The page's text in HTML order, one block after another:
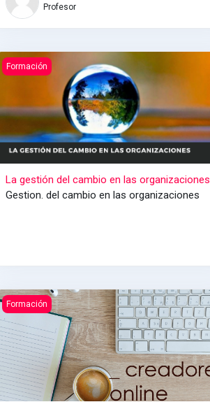
Profesor
La gestión del cambio en las organizaciones
Formación
La gestión del cambio en las organizaciones
Gestion. del cambio en las organizaciones
Formación de formadores online
Formación